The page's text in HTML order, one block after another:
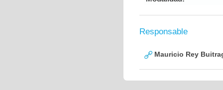
Responsable
Mauricio Rey